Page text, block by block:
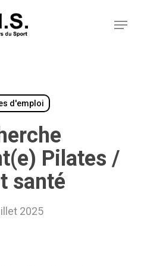
Menu
d'emploi
Pilates /
santé
2025